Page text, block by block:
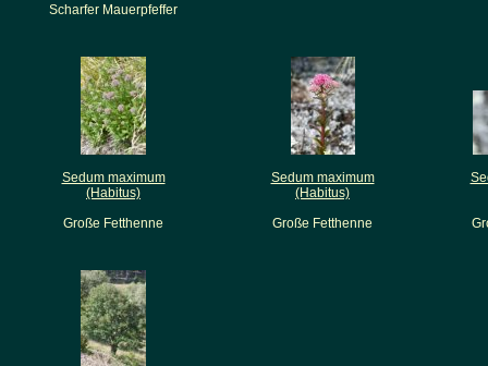
Scharfer Mauerpfeffer
Sedum maximum
(Habitus)
Große Fetthenne
Sedum maximum
(Habitus)
Große Fetthenne